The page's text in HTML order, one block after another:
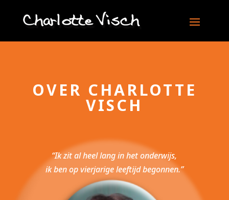
OVER CHARLOTTE
VISCH
“Ik zit al heel lang in het onderwijs,
ik ben op vierjarige leeftijd begonnen.”